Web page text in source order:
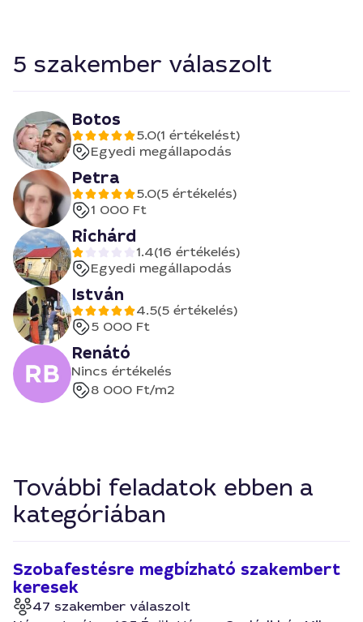
5 szakember válaszolt
Botos
5.0(1 értékelést)
Egyedi megállapodás
Petra
5.0(5 értékelés)
1 000 Ft
Richárd
1.4(16 értékelés)
Egyedi megállapodás
István
4.5(5 értékelés)
5 000 Ft
Renátó
Nincs értékelés
8 000 Ft/m2
További feladatok ebben a
kategóriában
Szobafestésre megbízható szakembert
keresek
47 szakember válaszolt